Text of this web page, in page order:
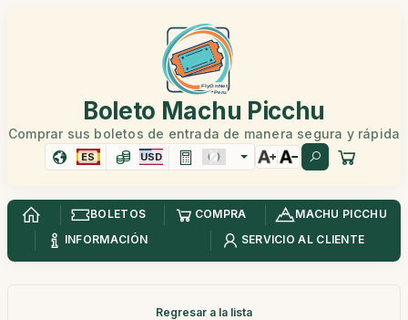
Boleto Machu Picchu
Comprar sus boletos de entrada de manera segura y rápida
ES USD
BOLETOS COMPRA
MACHU PICCHU
INFORMACIÓN
SERVICIO AL CLIENTE
Regresar a la lista